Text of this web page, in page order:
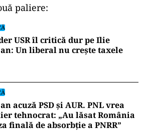
paliere:
USR îl critică dur pe Ilie
Un liberal nu crește taxele
acuză PSD și AUR. PNL vrea
tehnocrat: „Au lăsat România
finală de absorbţie a PNRR”